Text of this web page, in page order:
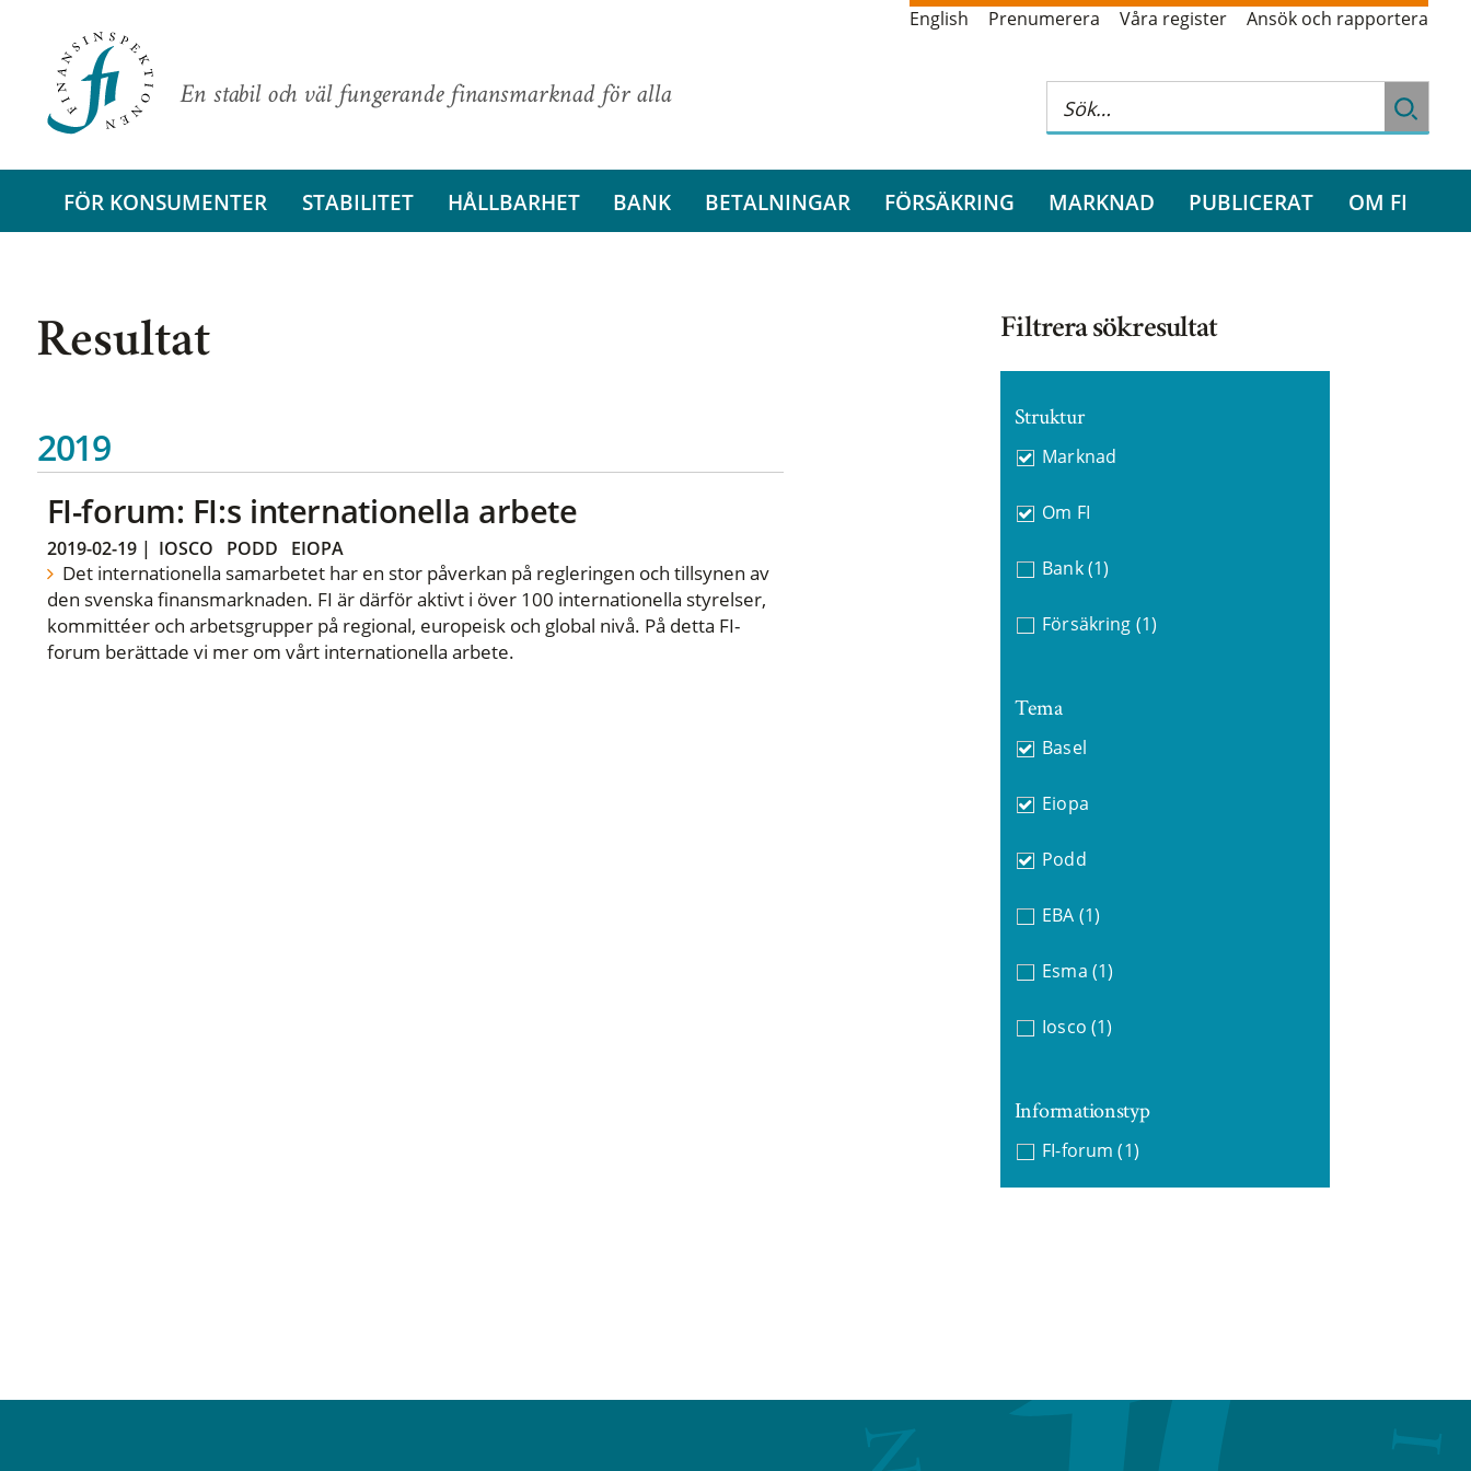
En stabil och väl fungerande finansmarknad för alla
English Prenumerera Våra register Ansök och rapportera
FÖR KONSUMENTER STABILITET HÅLLBARHET BANK BETALNINGAR FÖRSÄKRING MARKNAD PUBLICERAT OM FI
Resultat
2019
FI-forum: FI:s internationella arbete
2019-02-19| IOSCO PODD EIOPA
Det internationella samarbetet har en stor påverkan på regleringen och tillsynen av
den svenska finansmarknaden. FI är därför aktivt i över 100 internationella styrelser,
kommittéer och arbetsgrupper på regional, europeisk och global nivå. På detta FI-
forum berättade vi mer om vårt internationella arbete.
Filtrera sökresultat
Struktur
Marknad
Om FI
Bank (1)
Försäkring (1)
Tema
Basel
Eiopa
Podd
EBA (1)
Esma (1)
Iosco (1)
Informationstyp
FI-forum (1)